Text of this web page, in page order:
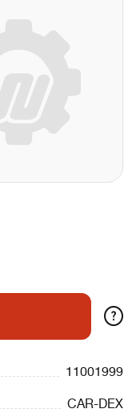
?
11001999
CAR-DEX